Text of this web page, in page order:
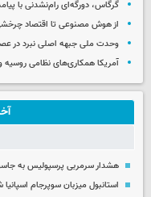
گرگاس، دورگه‌ای رام‌نشدنی با
از هوش مصنوعی تا اقتصاد
وحدت ملی جبهه اصلی نبرد در
آمریکا همکاری‌های نظامی روسیه
هشدار سرمربی پرسپولیس به
استانبول میزبان سوپرجام